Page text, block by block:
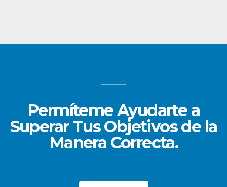
Permíteme Ayudarte a
Superar Tus Objetivos de la
Manera Correcta.